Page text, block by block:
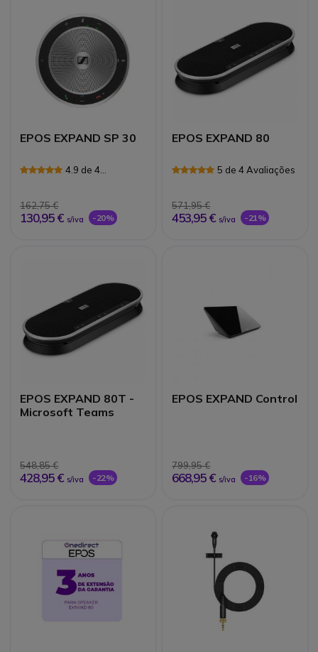
EPOS EXPAND SP 30
4.9 de 4
162,75 €
130,95 € s/iva -20%
EPOS EXPAND 80
5 de 4 Avaliações
571,95 €
453,95 € s/iva -21%
EPOS EXPAND 80T -
Microsoft Teams
548,85 €
428,95 € s/iva -22%
EPOS EXPAND Control
799,95 €
668,95 € s/iva -16%